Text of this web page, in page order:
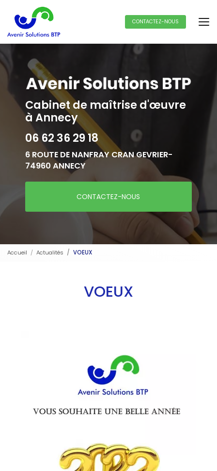
contenu
principal
CONTACTEZ-NOUS
Cabinet de maîtrise d'œuvre
à Annecy
06 62 36 29 18
6 ROUTE DE NANFRAY CRAN GEVRIER-
74960 ANNECY
CONTACTEZ-NOUS
Accueil Actualités VOEUX
VOEUX